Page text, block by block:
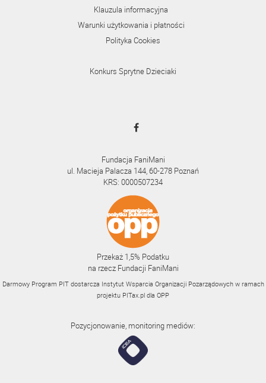
Klauzula informacyjna
Warunki użytkowania i płatności
Polityka Cookies
Konkurs Sprytne Dzieciaki
Fundacja FaniMani
ul. Macieja Palacza 144, 60-278 Poznań
KRS: 0000507234
Przekaż 1,5% Podatku
na rzecz Fundacji FaniMani
Darmowy Program PIT dostarcza Instytut Wsparcia Organizacji Pozarządowych w ramach
projektu PITax.pl dla OPP
Pozycjonowanie, monitoring mediów: